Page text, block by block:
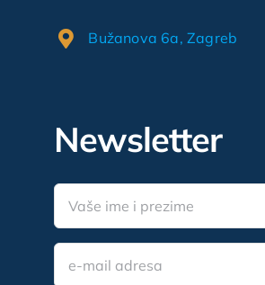
Bužanova 6a, Zagreb
Newsletter